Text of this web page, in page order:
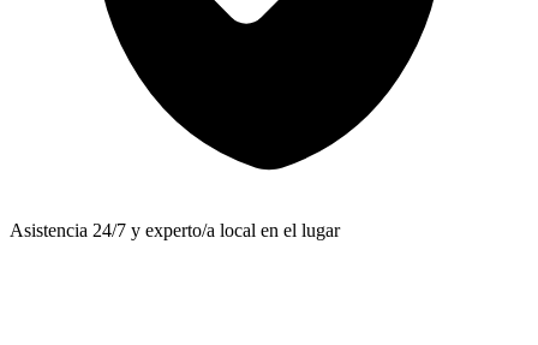
Asistencia 24/7 y experto/a local en el lugar